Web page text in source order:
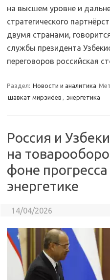
на высшем уровне и
стратегического
двумя странами,
службы президента
переговоров российская
Раздел: Новости и аналитика
шавкат мирзиёев , энергетика
Россия и
на
фоне
энергетике
14/04/2026